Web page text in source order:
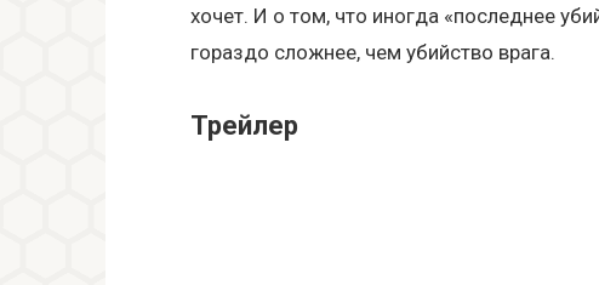
хочет. И о том, что иногда «последнее
гораздо сложнее, чем убийство врага.
Трейлер